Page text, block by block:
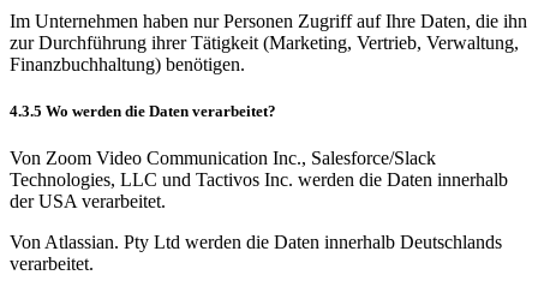
Im Unternehmen haben nur Personen Zugriff auf Ihre Daten, die ihn
zur Durchführung ihrer Tätigkeit (Marketing, Vertrieb, Verwaltung,
Finanzbuchhaltung) benötigen.
4.3.5 Wo werden die Daten verarbeitet?
Von Zoom Video Communication Inc., Salesforce/Slack
Technologies, LLC und Tactivos Inc. werden die Daten innerhalb
der USA verarbeitet.
Von Atlassian. Pty Ltd werden die Daten innerhalb Deutschlands
verarbeitet.